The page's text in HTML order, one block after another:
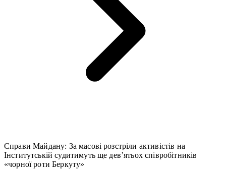
Справи Майдану: За масові розстріли активістів на
Інститутській судитимуть ще дев’ятьох співробітників
«чорної роти Беркуту»